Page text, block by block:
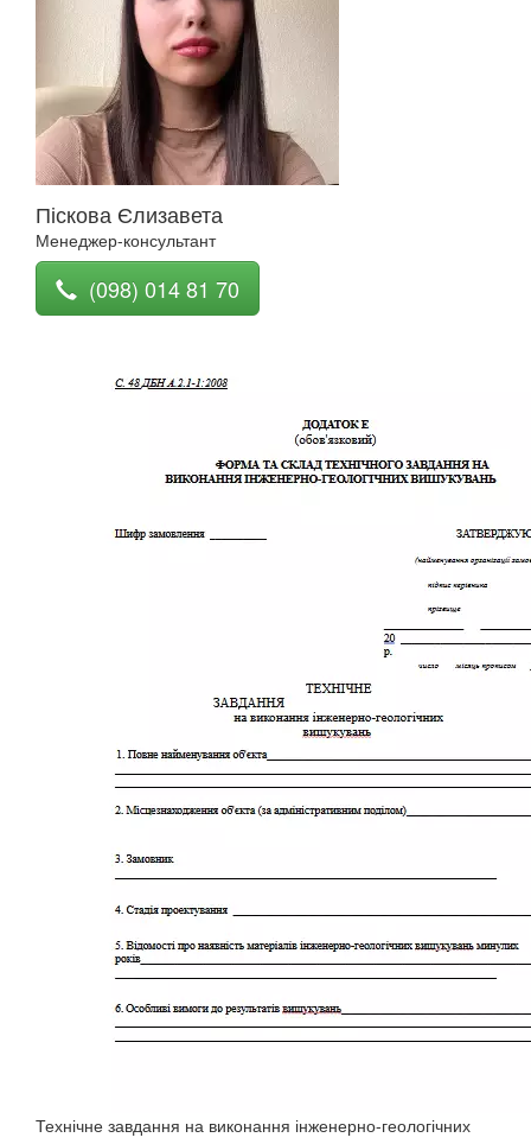
Піскова Єлизавета
Менеджер-консультант
(098) 014 81 70
Технічне завдання на виконання інженерно-геологічних